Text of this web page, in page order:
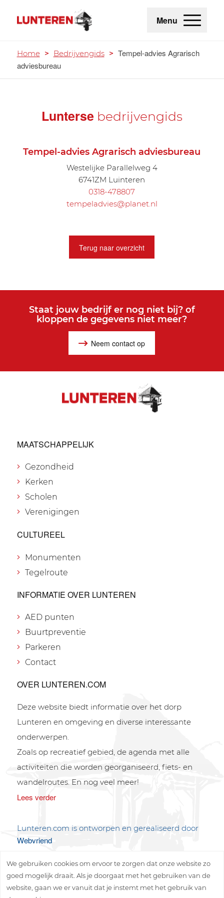
Menu
Home > Bedrijvengids > Tempel-advies Agrarisch
adviesbureau
Lunterse bedrijvengids
Tempel-advies Agrarisch adviesbureau
Westelijke Parallelweg 4
6741ZM Luinteren
0318-478807
tempeladvies@planet.nl
Terug naar overzicht
Staat jouw bedrijf er nog niet bij? of
kloppen de gegevens niet meer?
Neem contact op
MAATSCHAPPELIJK
Gezondheid
Kerken
Scholen
Verenigingen
CULTUREEL
Monumenten
Tegelroute
INFORMATIE OVER LUNTEREN
AED punten
Buurtpreventie
Parkeren
Contact
OVER LUNTEREN.COM
Deze website biedt informatie over het dorp
Lunteren en omgeving en diverse interessante
onderwerpen.
Zoals op recreatief gebied, de agenda met alle
activiteiten die worden georganiseerd, fiets- en
wandelroutes. En nog veel meer!
Lees verder
Lunteren.com is ontworpen en gerealiseerd door
Webvriend
We gebruiken cookies om ervoor te zorgen dat onze website zo
goed mogelijk draait. Als je doorgaat met het gebruiken van de
website, gaan we er vanuit dat je instemt met het gebruik van